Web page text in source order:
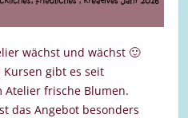
wächst und wächst 🙂
gibt es seit
Atelier frische Blumen.
das Angebot besonders